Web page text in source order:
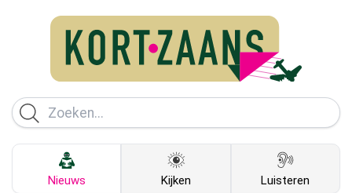
Nieuws Kijken Luisteren